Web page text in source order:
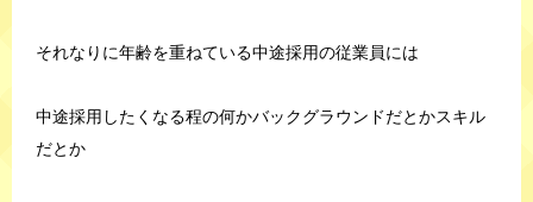
それなりに年齢を重ねている中途採用の従業員には
中途採用したくなる程の何かバックグラウンドだとかスキル
だとか